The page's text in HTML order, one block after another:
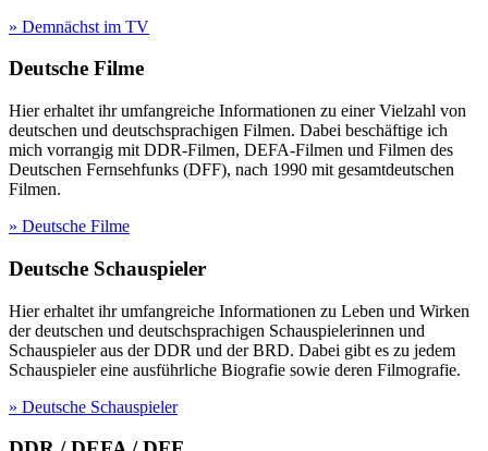
» Demnächst im TV
Deutsche Filme
Hier erhaltet ihr umfangreiche Informationen zu einer Vielzahl von
deutschen und deutschsprachigen Filmen. Dabei beschäftige ich
mich vorrangig mit DDR-Filmen, DEFA-Filmen und Filmen des
Deutschen Fernsehfunks (DFF), nach 1990 mit gesamtdeutschen
Filmen.
» Deutsche Filme
Deutsche Schauspieler
Hier erhaltet ihr umfangreiche Informationen zu Leben und Wirken
der deutschen und deutschsprachigen Schauspielerinnen und
Schauspieler aus der DDR und der BRD. Dabei gibt es zu jedem
Schauspieler eine ausführliche Biografie sowie deren Filmografie.
» Deutsche Schauspieler